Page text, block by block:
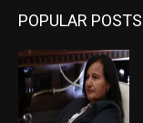
POPULAR POSTS